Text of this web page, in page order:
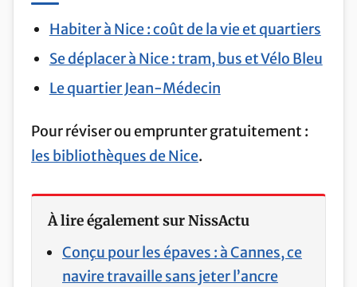
Habiter à Nice : coût de la vie et quartiers
Se déplacer à Nice : tram, bus et Vélo Bleu
Le quartier Jean-Médecin
Pour réviser ou emprunter gratuitement :
les bibliothèques de Nice.
À lire également sur NissActu
Conçu pour les épaves : à Cannes, ce
navire travaille sans jeter l’ancre